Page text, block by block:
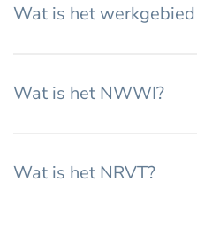
Wat is het
Wat is het NWWI?
Wat is het NRVT?